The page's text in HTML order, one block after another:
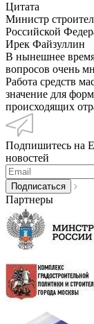
Цитата
Министр
Российской
Ирек Файзуллин
В нынешнее
вопросов очень
Работа средств
значение для
происходящих
Подпишитесь на
новостей
Партнеры